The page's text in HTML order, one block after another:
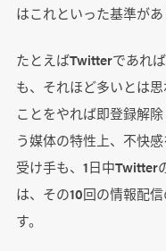
はこれといった基準があ
たとえばTwitterであれ
も、それほど多いとは
ことをやれば即登録解
う媒体の特性上、不快
受け手も、1日中Twitter
は、その10回の情報配
す。